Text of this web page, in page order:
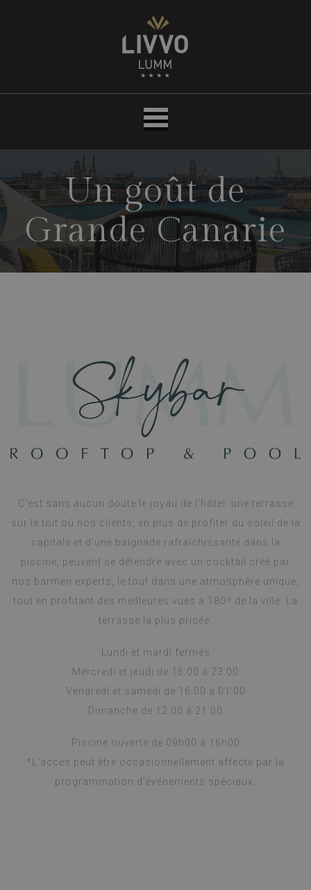
Hôtel
THe
LUMM
Un goût de
Grande Canarie
C’est sans aucun doute le joyau de l’hôtel: une terrasse
sur le toit où nos clients, en plus de profiter du soleil de la
capitale et d’une baignade rafraìchissante dans la
piscine, peuvent se détendre avec un cocktail créé par
nos barmen experts, le tout dans une atmosphère unique,
tout en profitant des meilleures vues à 180º de la ville. La
terrasse la plus prisée.
Lundi et mardi fermés
Mercredi et jeudi de 16:00 à 23:00
Vendredi et samedi de 16:00 à 01:00
Dimanche de 12:00 à 21:00
Piscine ouverte de 09h00 à 16h00
*L'accès peut être occasionnellement affecté par la
programmation d'événements spéciaux.